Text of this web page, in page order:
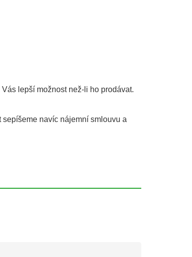
lepší možnost než-li ho prodávat.
navíc nájemní smlouvu a